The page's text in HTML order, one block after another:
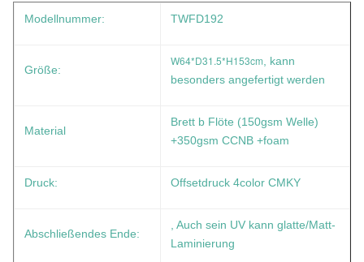
Modellnummer: TWFD192
Größe:
W64*D31.5*H153cm , kann
besonders angefertigt werden
Material
Brett b Flöte (150gsm Welle)
+350gsm CCNB +foam
Druck: Offsetdruck 4color CMKY
Abschließendes Ende:
, Auch sein UV kann glatte/Matt-
Laminierung